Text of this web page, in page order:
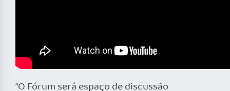
“O Fórum será espaço de discussão